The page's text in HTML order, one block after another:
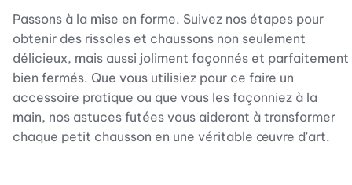
Passons à la mise en forme. Suivez nos étapes pour
obtenir des rissoles et chaussons non seulement
délicieux, mais aussi joliment façonnés et parfaitement
bien fermés. Que vous utilisiez pour ce faire un
accessoire pratique ou que vous les façonniez à la
main, nos astuces futées vous aideront à transformer
chaque petit chausson en une véritable œuvre d'art.